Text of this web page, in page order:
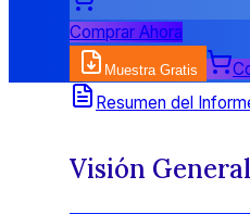
Comprar Ahora
Muestra Gratis
Resumen del
Visión